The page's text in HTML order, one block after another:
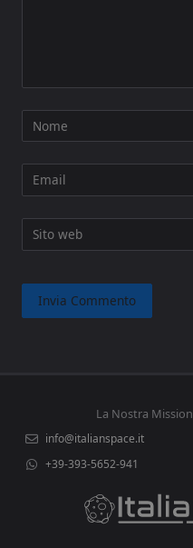
Nome
Email
Sito web
La Nostra Mission
info@italianspace.it
+39-393-5652-941